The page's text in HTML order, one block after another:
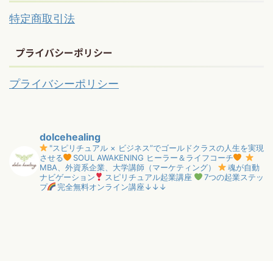
特定商取引法
プライバシーポリシー
プライバシーポリシー
dolcehealing
"スピリチュアル × ビジネス”でゴールドクラスの人生を実現
させる
SOUL AWAKENING ヒーラー＆ライフコーチ
MBA、外資系企業、大学講師（マーケティング）
魂が自動
ナビゲーション
スピリチュアル起業講座
7つの起業ステッ
プ
完全無料オンライン講座↓↓↓